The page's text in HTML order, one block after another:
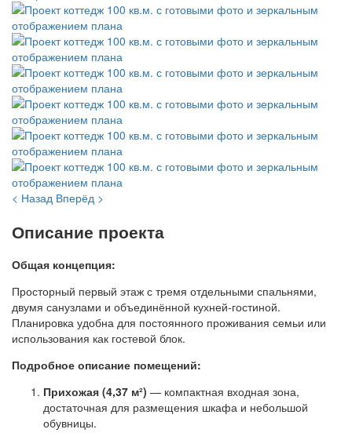
< Назад Вперёд >
Описание проекта
Общая концепция:
Просторный первый этаж с тремя отдельными спальнями,
двумя санузлами и объединённой кухней-гостиной.
Планировка удобна для постоянного проживания семьи или
использования как гостевой блок.
Подробное описание помещений:
Прихожая (4,37 м²) — компактная входная зона,
достаточная для размещения шкафа и небольшой
обувницы.